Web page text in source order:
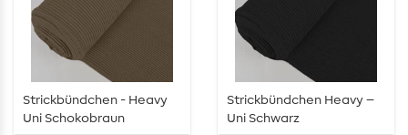
Strickbündchen - Heavy
Uni Schokobraun
Strickbündchen Heavy –
Uni Schwarz